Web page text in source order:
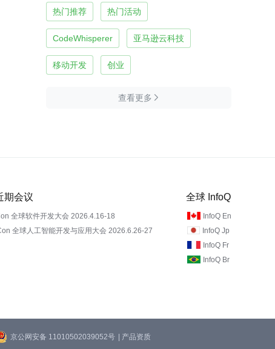
热门推荐 热门活动
CodeWhisperer 亚马逊云科技
移动开发 创业
查看更多 
期会议
全球软件开发大会 2026.4.16-18
全球人工智能开发与应用大会 2026.6.26-27
全球 InfoQ
InfoQ En
InfoQ Jp
InfoQ Fr
InfoQ Br
京公网安备 11010502039052号 | 产品资质